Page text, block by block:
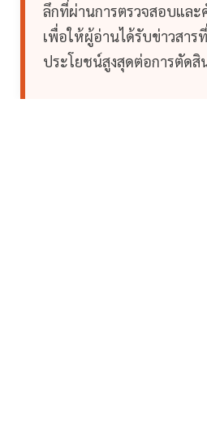
ลึกที่ผ่านการตรวจสอบและ
เพื่อให้ผู้อ่านได้รับข่าวสา
ประโยชน์สูงสุดต่อการตัดสิ